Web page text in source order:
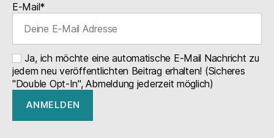
E-Mail*
Ja, ich möchte eine automatische E-Mail Nachricht zu
jedem neu veröffentlichten Beitrag erhalten! (Sicheres
"Double Opt-In", Abmeldung jederzeit möglich)